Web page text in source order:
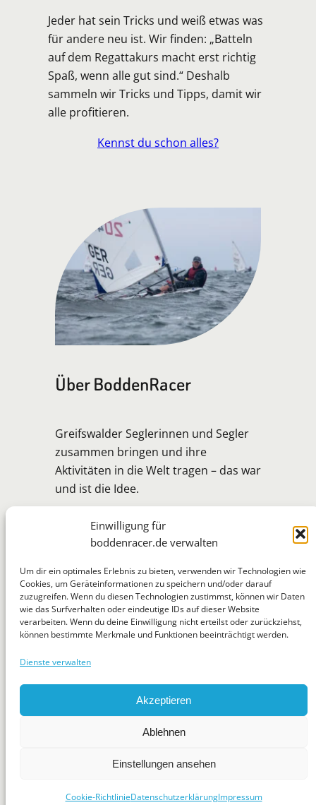
Einwilligung für
boddenracer.de verwalten
Um dir ein optimales Erlebnis zu bieten, verwenden wir Technologien wie
Cookies, um Geräteinformationen zu speichern und/oder darauf
zuzugreifen. Wenn du diesen Technologien zustimmst, können wir Daten
wie das Surfverhalten oder eindeutige IDs auf dieser Website
verarbeiten. Wenn du deine Einwilligung nicht erteilst oder zurückziehst,
können bestimmte Merkmale und Funktionen beeinträchtigt werden.
Dienste verwalten
Akzeptieren
Ablehnen
Einstellungen ansehen
Cookie-RichtlinieDatenschutzerklärungImpressum
Jeder hat sein Tricks und weiß etwas was
für andere neu ist. Wir finden: „Batteln
auf dem Regattakurs macht erst richtig
Spaß, wenn alle gut sind.“ Deshalb
sammeln wir Tricks und Tipps, damit wir
alle profitieren.
Kennst du schon alles?
Über BoddenRacer
Greifswalder Seglerinnen und Segler
zusammen bringen und ihre
Aktivitäten in die Welt tragen – das war
und ist die Idee.
Mehr erfahren
BoddenRacer
WhatsApp
Suchen
Cookie-Richtlinie (EU)